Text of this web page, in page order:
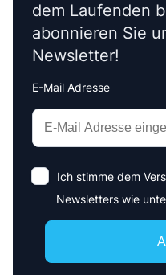
dem Laufenden
abonnieren Sie
Newsletter!
E-Mail Adresse
Interests
Amount
Ich stimme dem
Newsletters wie